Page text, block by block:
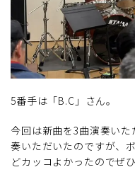
5番手は「B.C」さん。
今回は新曲を3曲演奏い
奏いただいたのですが、
どカッコよかったのでぜ